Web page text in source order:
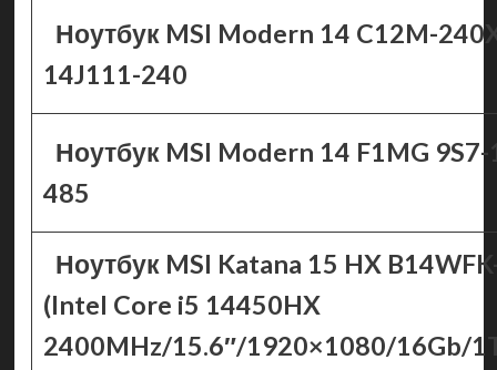
Ноутбук MSI Modern 14 C12M-
14J111-240
Ноутбук MSI Modern 14 F1MG
485
Ноутбук MSI Katana 15 HX
(Intel Core i5 14450HX
2400MHz/15.6″/1920×1080/16Gb/